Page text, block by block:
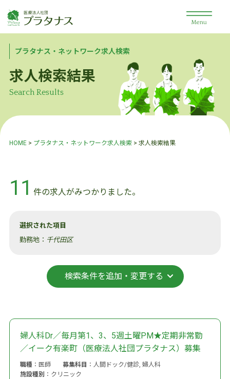
プラタナス・ネットワーク求人検索
求人検索結果
Search Results
HOME> プラタナス・ネットワーク求人検索> 求人検索結果
11 件の求人がみつかりました。
選択された項目
勤務地： 千代田区
検索条件を追加・変更する
婦人科Dr／毎月第1、3、5週土曜PM★定期非常勤
／イーク有楽町（医療法人社団プラタナス）募集
職種 ：医師 募集科目 ：人間ドック/健診, 婦人科
施設種別 ：クリニック